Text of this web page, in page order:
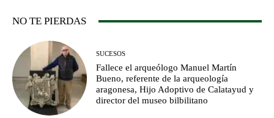
NO TE PIERDAS
SUCESOS
Fallece el arqueólogo Manuel Martín
Bueno, referente de la arqueología
aragonesa, Hijo Adoptivo de Calatayud y
director del museo bilbilitano